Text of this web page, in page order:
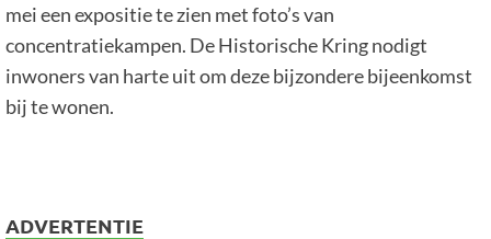
mei een expositie te zien met foto’s van
concentratiekampen. De Historische Kring nodigt
inwoners van harte uit om deze bijzondere bijeenkomst
bij te wonen.
ADVERTENTIE